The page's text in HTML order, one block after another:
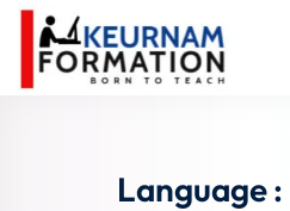
Language :
Sign in